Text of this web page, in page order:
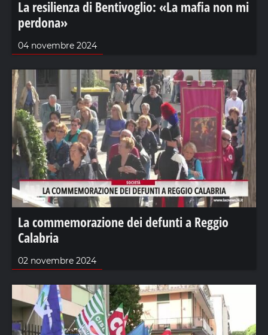
La resilienza di Bentivoglio: «La mafia non mi
perdona»
04 novembre 2024
La commemorazione dei defunti a Reggio
Calabria
02 novembre 2024